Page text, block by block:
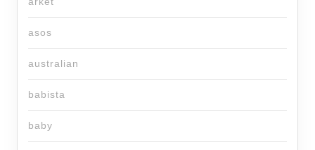
asos
australian
babista
baby